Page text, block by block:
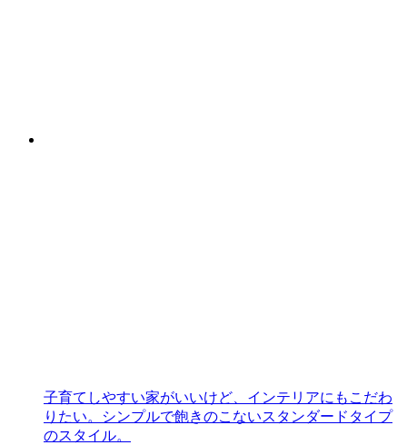
子育てしやすい家がいいけど、インテリアにもこだわ
りたい。シンプルで飽きのこないスタンダードタイプ
のスタイル。